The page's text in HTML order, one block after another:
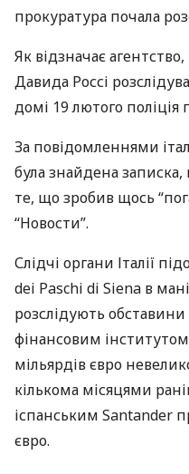
прокуратура почала
Як відзначає
Давида Россі
домі 19 лютого поліція
За повідомленнями
була знайдена записка,
те, що зробив щось
“Новости”.
Слідчі органи Італії
dei Paschi di Siena в
розслідують
фінансовим
мільярдів євро
кількома місяцями
іспанським Santander
євро.